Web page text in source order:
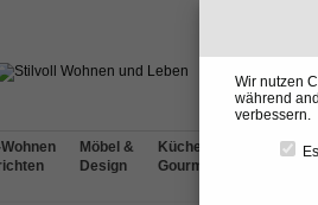
Möbel &
Design
Küchen &
Gourmet
Wir nutzen
während
verbessern.